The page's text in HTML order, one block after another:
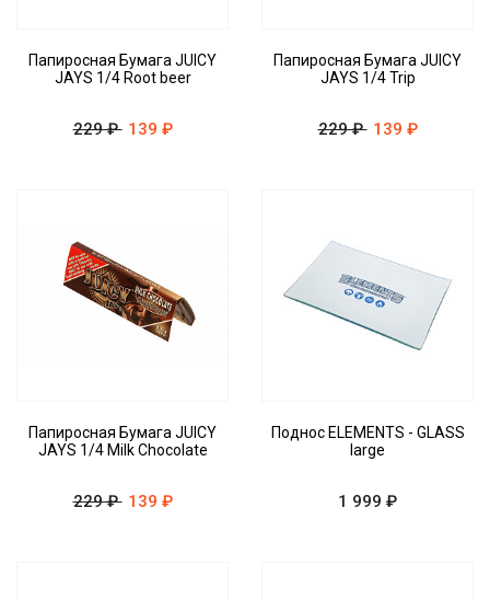
Папиросная Бумага JUICY
JAYS 1/4 Root beer
229 ₽ 139 ₽
Папиросная Бумага JUICY
JAYS 1/4 Trip
229 ₽ 139 ₽
Папиросная Бумага JUICY
JAYS 1/4 Milk Chocolate
229 ₽ 139 ₽
Поднос ELEMENTS - GLASS
large
1 999 ₽